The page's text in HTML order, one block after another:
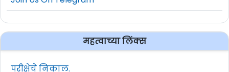
महत्वाच्या लिंक्स
परीक्षेचे निकाल.